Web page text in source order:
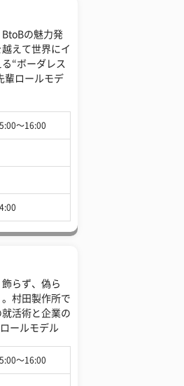
BtoBの魅力発
えて世界にイ
“ボーダレス
輩ロールモデ
〜16:00
飾らず、偽ら
村田製作所で
活術と企業の
ールモデル
〜16:00